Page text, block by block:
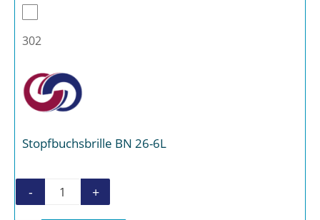
302
Stopfbuchsbrille BN 26-6L
Stopfbuchsbrille BN 26-6L Menge
- +